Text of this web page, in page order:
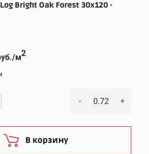
Bright Oak Forest 30x120 -
м2
- +
В корзину